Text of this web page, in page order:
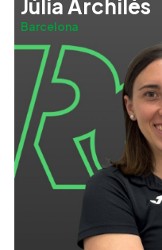
Júlia Archilés
Barcelona